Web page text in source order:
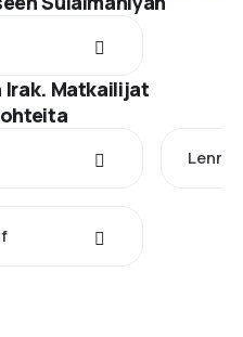
Matkailijat